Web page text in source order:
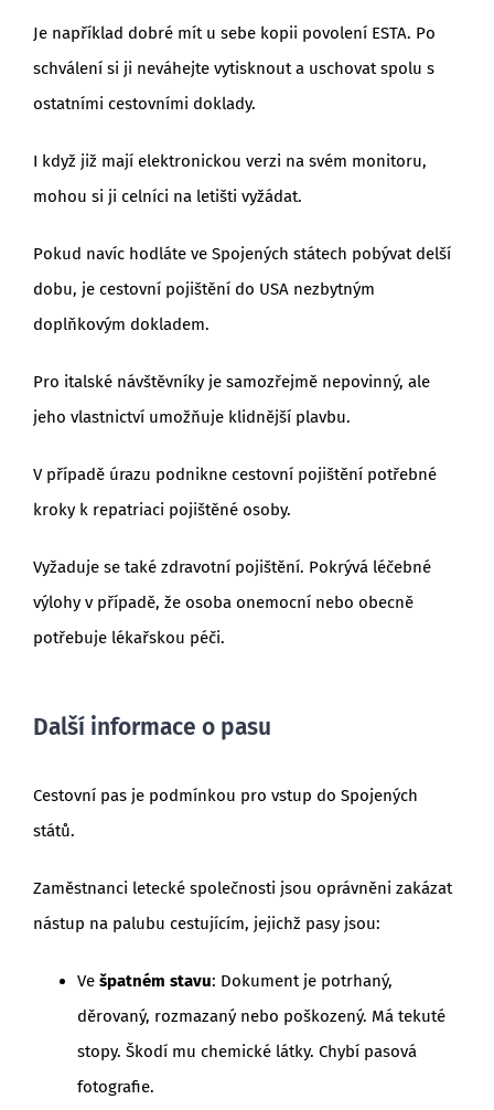
Je například dobré mít u sebe kopii povolení ESTA. Po
schválení si ji neváhejte vytisknout a uschovat spolu s
ostatními cestovními doklady.
I když již mají elektronickou verzi na svém monitoru,
mohou si ji celníci na letišti vyžádat.
Pokud navíc hodláte ve Spojených státech pobývat delší
dobu, je cestovní pojištění do USA nezbytným
doplňkovým dokladem.
Pro italské návštěvníky je samozřejmě nepovinný, ale
jeho vlastnictví umožňuje klidnější plavbu.
V případě úrazu podnikne cestovní pojištění potřebné
kroky k repatriaci pojištěné osoby.
Vyžaduje se také zdravotní pojištění. Pokrývá léčebné
výlohy v případě, že osoba onemocní nebo obecně
potřebuje lékařskou péči.
Další informace o pasu
Cestovní pas je podmínkou pro vstup do Spojených
států.
Zaměstnanci letecké společnosti jsou oprávněni zakázat
nástup na palubu cestujícím, jejichž pasy jsou:
Ve špatném stavu: Dokument je potrhaný,
děrovaný, rozmazaný nebo poškozený. Má tekuté
stopy. Škodí mu chemické látky. Chybí pasová
fotografie.